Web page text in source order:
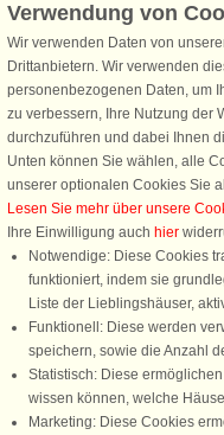
Schließen Sie sich
Erhalten Sie einen
Ferienhausurlaub - melden
an. Verpassen Sie nie wieder
Urlaubstipps!
Verwendung von
Wir verwenden Daten von
Drittanbietern. Wir verwenden
personenbezogenen Daten, um
zu verbessern, Ihre Nutzung der
durchzuführen und dabei Ihnen
Unten können Sie wählen, alle
unserer optionalen Cookies Sie
Lesen Sie mehr über unsere
Ihre Einwilligung auch hier
Notwendige: Diese Cookies
funktioniert, indem sie
Liste der Lieblingshäuser,
Funktionell: Diese werden
speichern, sowie die Anzahl
Statistisch: Diese
wissen können, welche
Marketing: Diese Cookies